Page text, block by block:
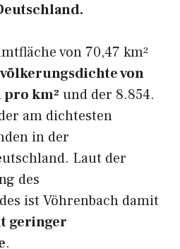
von 70,47 km²
von
pro km² und der 8.854.
am dichtesten
in der
Laut der
des
ist Vöhrenbach damit
geringer
.